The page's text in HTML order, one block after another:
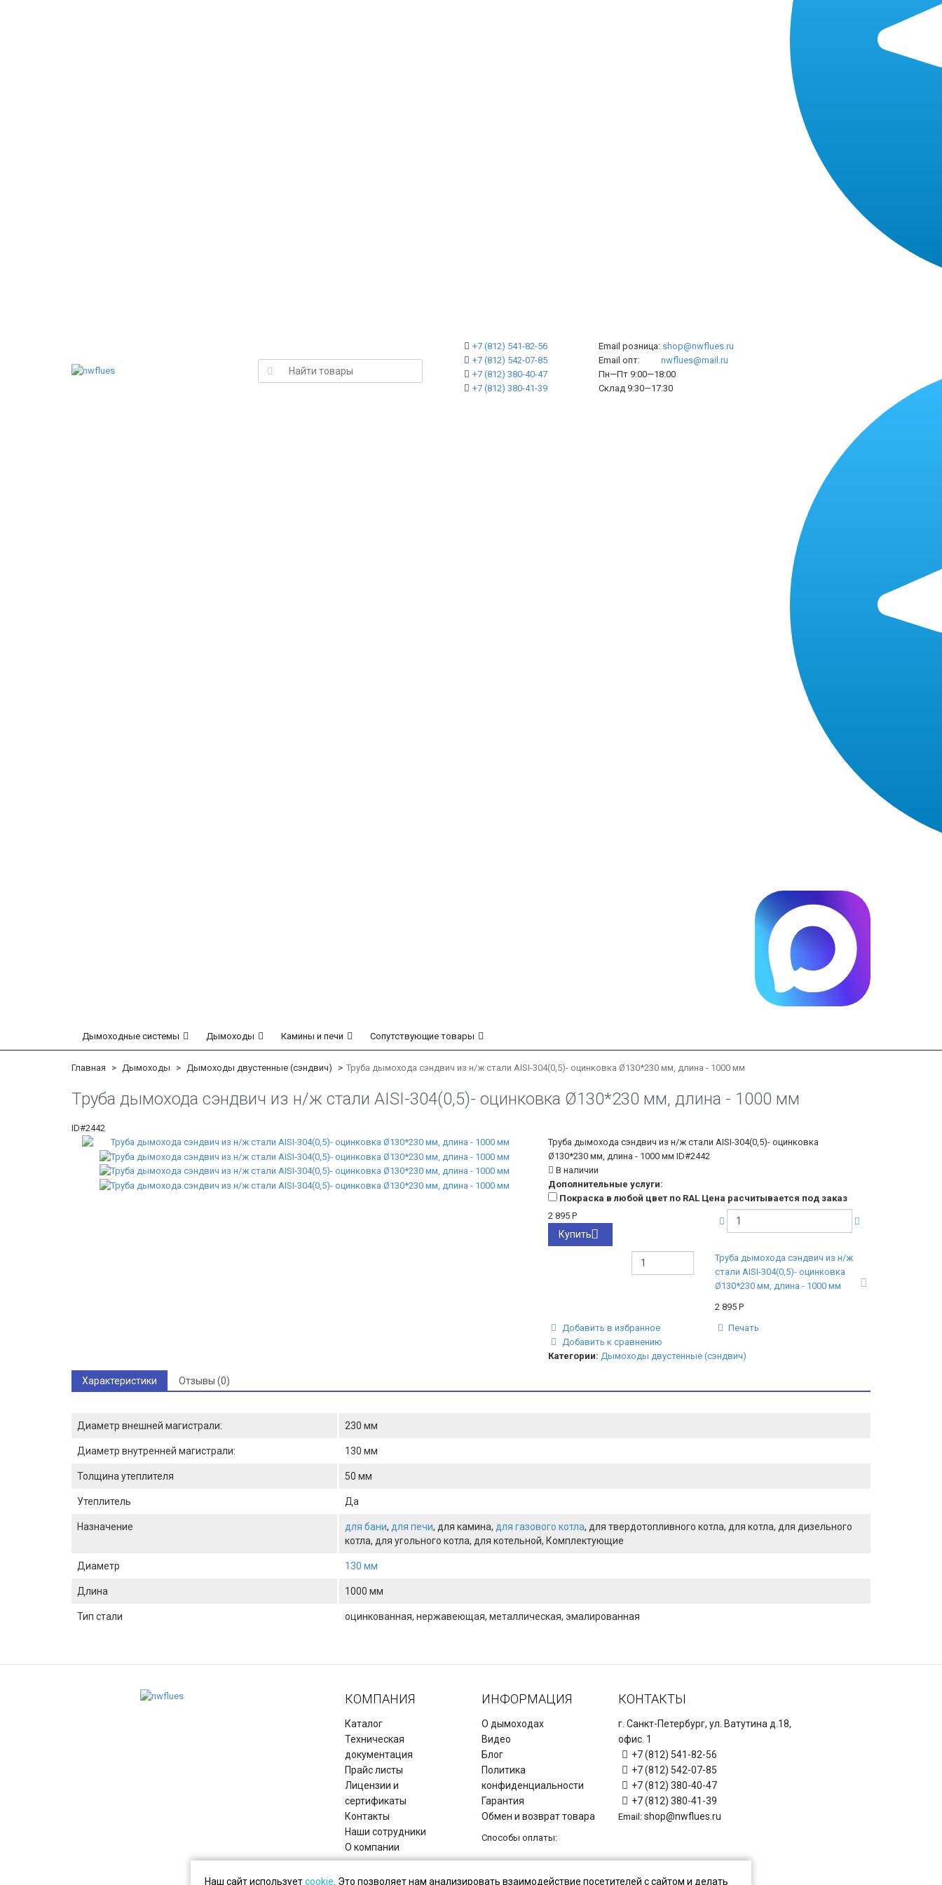
+7 (812) 541-82-56
+7 (812) 542-07-85
+7 (812) 380-40-47
+7 (812) 380-41-39
Email розница: shop@nwflues.ru
Email опт: nwflues@mail.ru
Пн—Пт 9:00—18:00
Склад 9:30—17:30
Дымоходные системы Дымоходы Камины и печи Сопутствующие товары
Главная Дымоходы Дымоходы двустенные (сэндвич) Труба дымохода сэндвич из н/ж стали AISI-304(0,5)- оцинковка Ø130*230 мм, длина - 1000 мм
Труба дымохода сэндвич из н/ж стали AISI-304(0,5)- оцинковка Ø130*230 мм, длина - 1000 мм
ID#2442
Труба дымохода сэндвич из н/ж стали AISI-304(0,5)- оцинковка
Ø130*230 мм, длина - 1000 мм ID#2442
В наличии
Дополнительные услуги:
Покраска в любой цвет по RAL Цена расчитывается под заказ
2 895 Р
Купить
Труба дымохода сэндвич из н/ж
стали AISI-304(0,5)- оцинковка
Ø130*230 мм, длина - 1000 мм
2 895 Р
Добавить в избранное
Печать
Добавить к сравнению
Категории: Дымоходы двустенные (сэндвич)
Характеристики Отзывы (0)
Диаметр внешней магистрали: 230 мм
Диаметр внутренней магистрали: 130 мм
Толщина утеплителя 50 мм
Утеплитель Да
Назначение для бани, для печи, для камина, для газового котла, для твердотопливного котла, для котла, для дизельного
котла, для угольного котла, для котельной, Комплектующие
Диаметр 130 мм
Длина 1000 мм
Тип стали оцинкованная, нержавеющая, металлическая, эмалированная
КОМПАНИЯ
Каталог
Техническая
документация
Прайс листы
Лицензии и
сертификаты
Контакты
Наши сотрудники
О компании
ИНФОРМАЦИЯ
О дымоходах
Видео
Блог
Политика
конфиденциальности
Гарантия
Обмен и возврат товара
Способы оплаты:
КОНТАКТЫ
г. Санкт-Петербург, ул. Ватутина д.18,
офис. 1
+7 (812) 541-82-56
+7 (812) 542-07-85
+7 (812) 380-40-47
+7 (812) 380-41-39
Email: shop@nwflues.ru
Наш сайт используетcookie . Это позволяет нам анализировать взаимодействие посетителей с сайтом и делать